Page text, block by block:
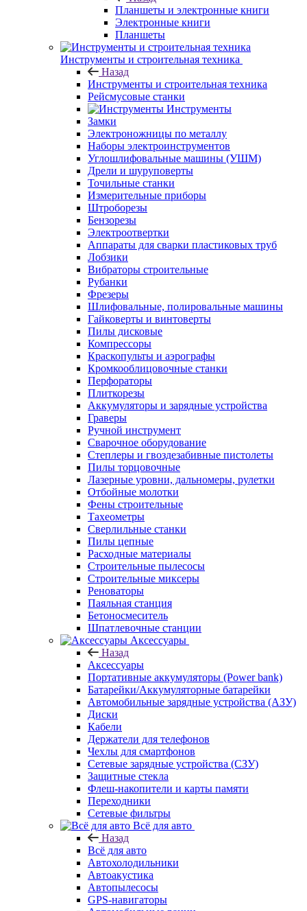
Планшеты и электронные книги
Электронные книги
Планшеты
Инструменты и строительная техника
Назад
Инструменты и строительная техника
Рейсмусовые станки
Инструменты
Замки
Электроножницы по металлу
Наборы электроинструментов
Углошлифовальные машины (УШМ)
Дрели и шуруповерты
Точильные станки
Измерительные приборы
Штроборезы
Бензорезы
Электроотвертки
Аппараты для сварки пластиковых труб
Лобзики
Вибраторы строительные
Рубанки
Фрезеры
Шлифовальные, полировальные машины
Гайковерты и винтоверты
Пилы дисковые
Компрессоры
Краскопульты и аэрографы
Кромкооблицовочные станки
Перфораторы
Плиткорезы
Аккумуляторы и зарядные устройства
Граверы
Ручной инструмент
Сварочное оборудование
Степлеры и гвоздезабивные пистолеты
Пилы торцовочные
Лазерные уровни, дальномеры, рулетки
Отбойные молотки
Фены строительные
Тахеометры
Сверлильные станки
Пилы цепные
Расходные материалы
Строительные пылесосы
Строительные миксеры
Реноваторы
Паяльная станция
Бетоносмеситель
Шпатлевочные станции
Аксессуары
Назад
Аксессуары
Портативные аккумуляторы (Power bank)
Батарейки/Аккумуляторные батарейки
Автомобильные зарядные устройства (АЗУ)
Диски
Кабели
Держатели для телефонов
Чехлы для смартфонов
Сетевые зарядные устройства (СЗУ)
Защитные стекла
Флеш-накопители и карты памяти
Переходники
Сетевые фильтры
Всё для авто
Назад
Всё для авто
Автохолодильники
Автоакустика
Автопылесосы
GPS-навигаторы